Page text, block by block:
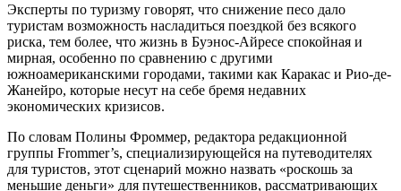
Эксперты по туризму говорят, что снижение песо дало
туристам возможность насладиться поездкой без всякого
риска, тем более, что жизнь в Буэнос-Айресе спокойная и
мирная, особенно по сравнению с другими
южноамериканскими городами, такими как Каракас и Рио-де-
Жанейро, которые несут на себе бремя недавних
экономических кризисов.
По словам Полины Фроммер, редактора редакционной
группы Frommer’s, специализирующейся на путеводителях
для туристов, этот сценарий можно назвать «роскошь за
меньшие деньги» для путешественников, рассматривающих